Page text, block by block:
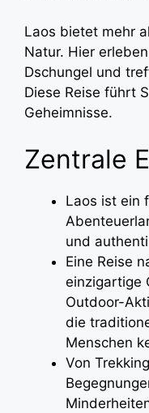
Laos bietet mehr
Natur. Hier
Dschungel und
Diese Reise führt
Geheimnisse.
Zentrale
Laos ist ein
und
Eine Reise
einzigartige
Outdoor-
die
Menschen
Von